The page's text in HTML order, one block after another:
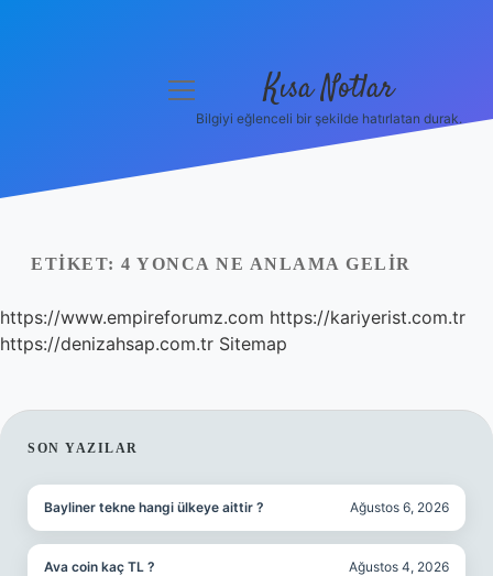
Yasal Uyarı
Hakkımızda
menüyü
Kısa Notlar
Bilgiyi eğlenceli bir şekilde hatırlatan durak.
ETIKET: 4 YONCA NE ANLAMA GELIR
https://www.empireforumz.com https://kariyerist.com.tr
https://denizahsap.com.tr Sitemap
SIDEBAR
SON YAZILAR
Bayliner tekne hangi ülkeye aittir ? Ağustos 6, 2026
Ava coin kaç TL ? Ağustos 4, 2026